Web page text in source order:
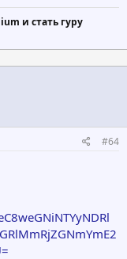
и стать гуру
#64